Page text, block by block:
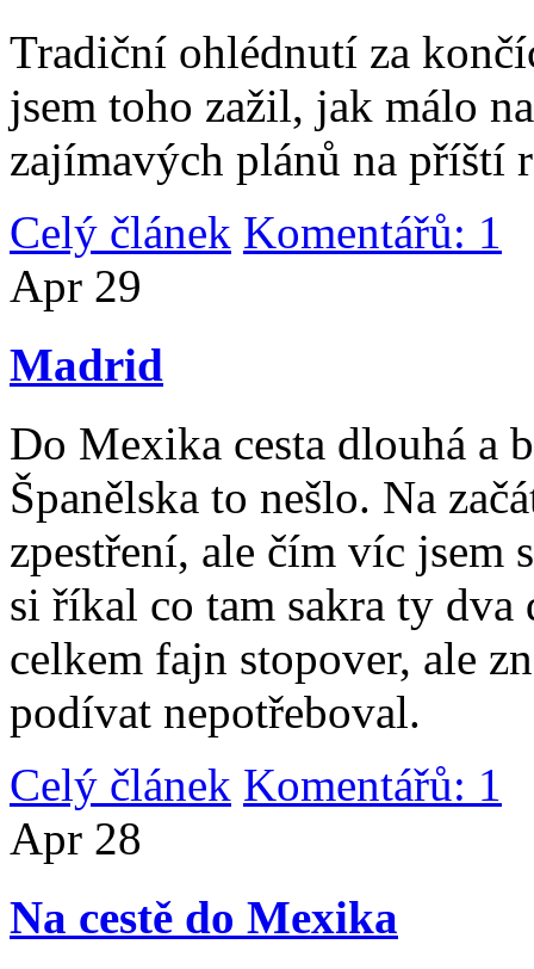
Tradiční ohlédnutí za
jsem toho zažil, jak málo
zajímavých plánů na příští
Celý článek Komentářů: 1
Apr 29
Madrid
Do Mexika cesta dlouhá a
Španělska to nešlo. Na
zpestření, ale čím víc jsem
si říkal co tam sakra ty
celkem fajn stopover, ale
podívat nepotřeboval.
Celý článek Komentářů: 1
Apr 28
Na cestě do Mexika